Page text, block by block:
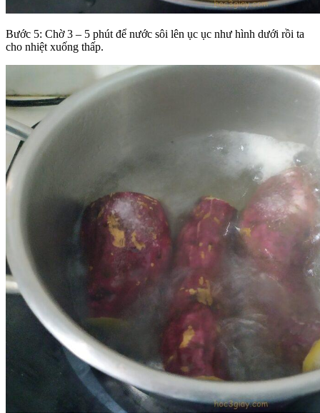
Bước 5: Chờ 3 – 5 phút để nước sôi lên ục ục như hình dưới rồi ta
cho nhiệt xuống thấp.